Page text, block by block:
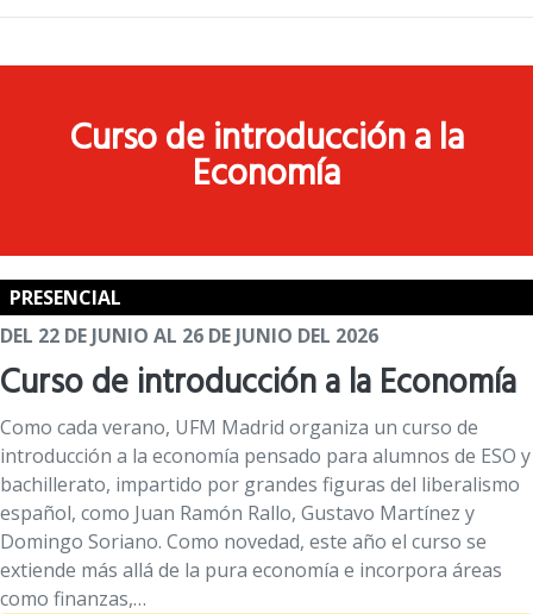
Curso de introducción a la
Economía
PRESENCIAL
DEL 22 DE JUNIO AL 26 DE JUNIO DEL 2026
Curso de introducción a la Economía
Como cada verano, UFM Madrid organiza un curso de
introducción a la economía pensado para alumnos de ESO y
bachillerato, impartido por grandes figuras del liberalismo
español, como Juan Ramón Rallo, Gustavo Martínez y
Domingo Soriano. Como novedad, este año el curso se
extiende más allá de la pura economía e incorpora áreas
como finanzas,…